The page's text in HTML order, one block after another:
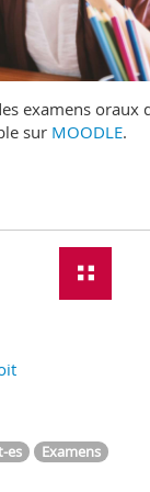
cours
examens oraux
sur MOODLE.
es Examens